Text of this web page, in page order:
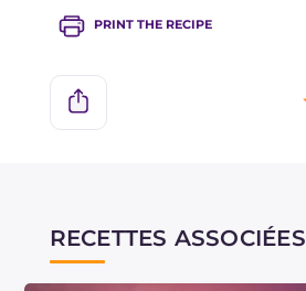
PRINT THE RECIPE
RECETTES ASSOCIÉES